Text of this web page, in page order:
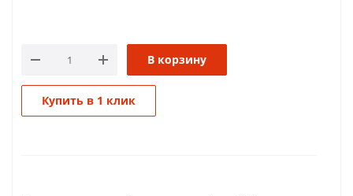
В корзину
Купить в 1 клик